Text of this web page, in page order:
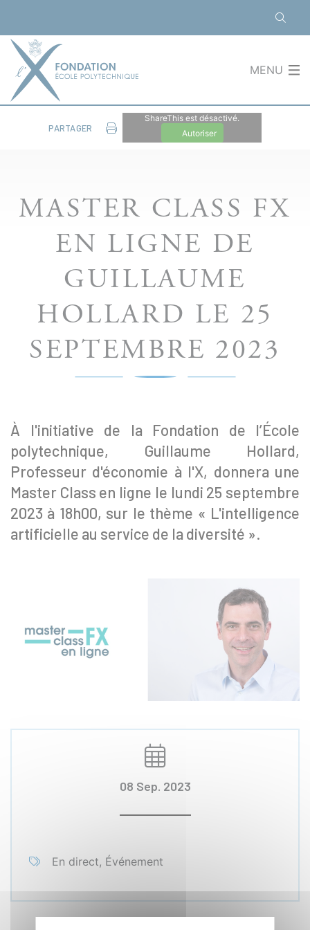
MENU
PARTAGER
ShareThis est désactivé.
Autoriser
MASTER CLASS FX
EN LIGNE DE
GUILLAUME
HOLLARD LE 25
SEPTEMBRE 2023
À l'initiative de la Fondation de l’École
polytechnique, Guillaume Hollard,
Professeur d'économie à l'X, donnera une
Master Class en ligne le lundi 25 septembre
2023 à 18h00, sur le thème « L'intelligence
artificielle au service de la diversité ».
08 Sep. 2023
En direct, Événement